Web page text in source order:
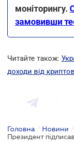
моніторингу.
замовивши
Читайте також:
доходи від
Головна / Новини /